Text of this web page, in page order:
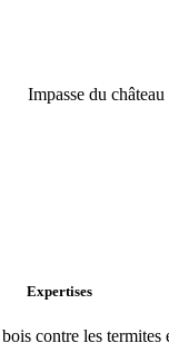
Impasse du château
Expertises
contre les